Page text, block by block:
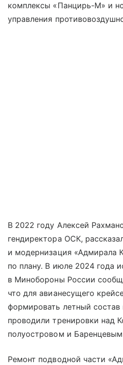
комплексы «Панцирь-М» и
управления
В 2022 году Алексей
гендиректора ОСК,
и модернизация «Адмирала
по плану. В июле 2024 года
в Минобороны России
что для авианесущего
формировать летный состав
проводили тренировки над
полуостровом и
Ремонт подводной части